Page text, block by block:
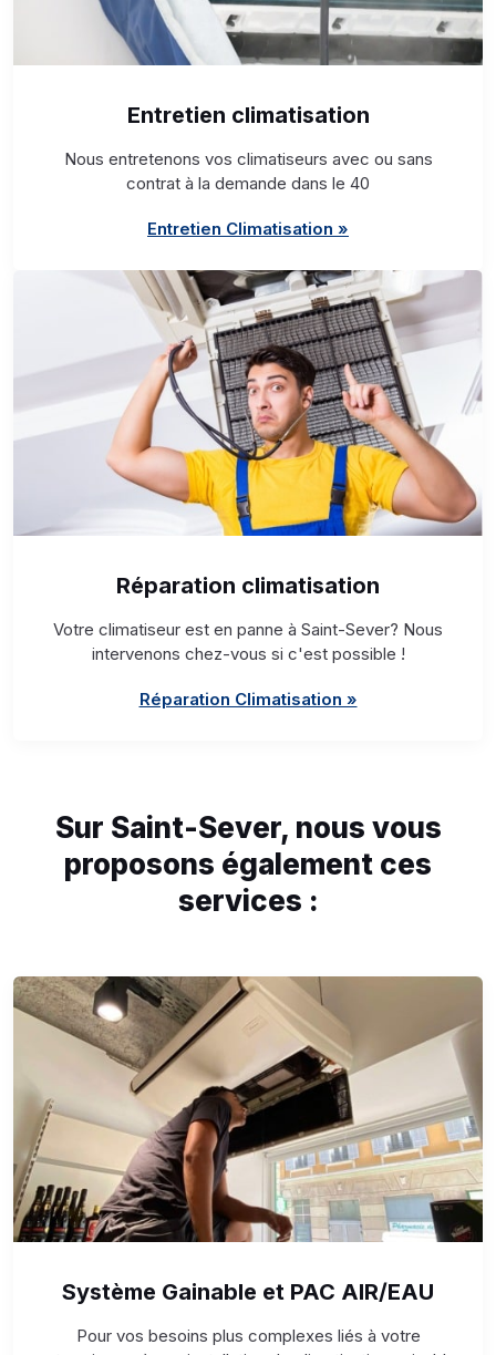
Entretien climatisation
Nous entretenons vos climatiseurs avec ou sans
contrat à la demande dans le 40
Entretien Climatisation »
Réparation climatisation
Votre climatiseur est en panne à Saint-Sever? Nous
intervenons chez-vous si c'est possible !
Réparation Climatisation »
Sur Saint-Sever, nous vous
proposons également ces
services :
Système Gainable et PAC AIR/EAU
Pour vos besoins plus complexes liés à votre